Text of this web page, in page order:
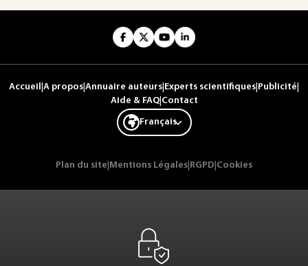
Accueil A propos Annuaire auteurs Experts scientifiques Publicité
Aide & FAQ| Contact
Français
Plan du site Mentions Légales RGPD Cookies